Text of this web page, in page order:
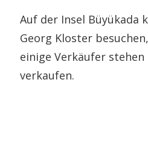
Auf der Insel Büyükada
Georg Kloster
einige Verkäufer stehen
verkaufen.